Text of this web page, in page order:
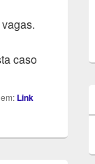
caso
Link